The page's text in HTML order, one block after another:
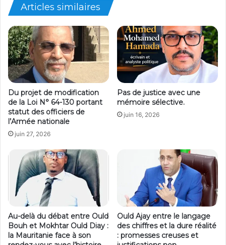
Articles similaires
Du projet de modification
de la Loi N° 64-130 portant
statut des officiers de
l’Armée nationale
juin 27, 2026
Pas de justice avec une
mémoire sélective.
juin 16, 2026
Au-delà du débat entre Ould
Bouh et Mokhtar Ould Diay :
la Mauritanie face à son
Ould Ajay entre le langage
des chiffres et la dure réalité
: promesses creuses et